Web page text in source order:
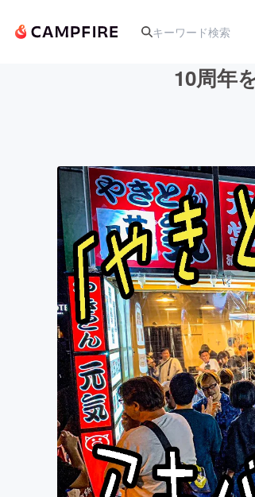
アート・写真
テクノロジー・ガ
映像・映画
ビジネス・起業
まちづくり・地域
10周年